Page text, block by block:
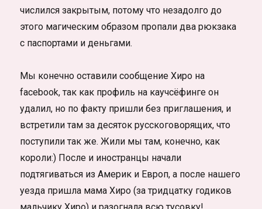
числился закрытым, потому что незадолго до
этого магическим образом пропали два рюкзака
с паспортами и деньгами.
Мы конечно оставили сообщение Хиро на
facebook, так как профиль на каучсёфинге он
удалил, но по факту пришли без приглашения, и
встретили там за десяток русскоговорящих, что
поступили так же. Жили мы там, конечно, как
короли:) После и иностранцы начали
подтягиваться из Америк и Европ, а после нашего
уезда пришла мама Хиро (за тридцатку годиков
мальчику Хиро) и разогнала всю тусовку!